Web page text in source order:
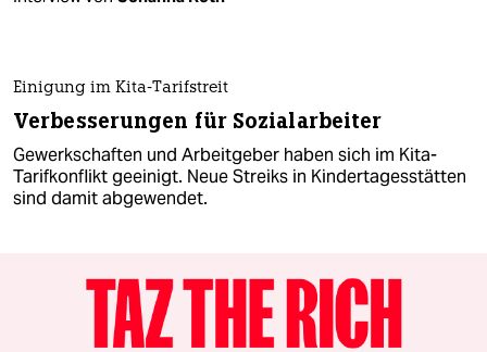
Einigung im Kita-Tarifstreit
Verbesserungen für Sozialarbeiter
Gewerkschaften und Arbeitgeber haben sich im Kita-
Tarifkonflikt geeinigt. Neue Streiks in Kindertagesstätten
sind damit abgewendet.